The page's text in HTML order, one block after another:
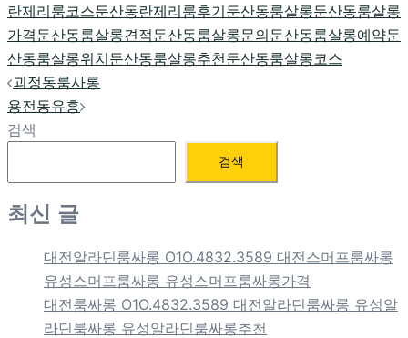
란제리룸코스둔산동란제리룸후기둔산동룸살롱둔산동룸살롱
가격둔산동룸살롱견적둔산동룸살롱문의둔산동룸살롱예약둔
산동룸살롱위치둔산동룸살롱추천둔산동룸살롱코스
Post
navigation
괴정동룸사롱
용전동유흥
검색
검색
최신 글
대전알라딘룸싸롱 O1O.4832.3589 대전스머프룸싸롱
유성스머프룸싸롱 유성스머프룸싸롱가격
대전룸싸롱 O1O.4832.3589 대전알라딘룸싸롱 유성알
라딘룸싸롱 유성알라딘룸싸롱추천